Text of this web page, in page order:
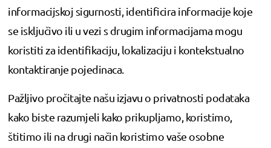
informacijskoj sigurnosti, identificira informacije koje
se isključivo ili u vezi s drugim informacijama mogu
koristiti za identifikaciju, lokalizaciju i kontekstualno
kontaktiranje pojedinaca.
Pažljivo pročitajte našu izjavu o privatnosti podataka
kako biste razumjeli kako prikupljamo, koristimo,
štitimo ili na drugi način koristimo vaše osobne